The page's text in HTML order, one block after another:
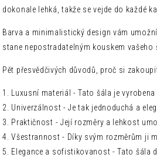
dokonale lehká, takže se vejde do každé
Barva a minimalistický design vám
stane nepostradatelným kouskem vašeho
Pět přesvědčivých důvodů, proč si
1. Luxusní materiál - Tato šála je
2. Univerzálnost - Je tak jednoduchá a
3. Praktičnost - Její rozměry a lehkost
4. Všestrannost - Díky svým rozměrům ji
5. Elegance a sofistikovanost - Tato šála